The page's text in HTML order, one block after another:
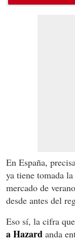
En España,
ya tiene tomada
mercado de
desde antes del
Eso sí, la cifra
a Hazard anda